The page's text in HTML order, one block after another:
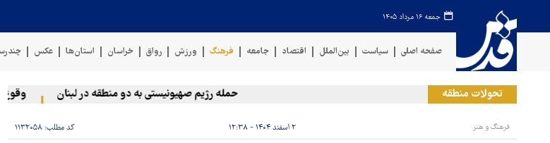
جمعه ۱۶ مرداد ۱۴۰۵
صفحه اصلی سیاست بین‌الملل اقتصاد جامعه فرهنگ ورزش رواق خراسان استان‌ها عکس
تحولات منطقه حمله رژیم صهیونیستی به دو منطقه در لبنان وقوع
فرهنگ و هنر ۲ اسفند ۱۴۰۴ - ۱۲:۳۸ کد مطلب: ۱۱۳۲۰۵۸